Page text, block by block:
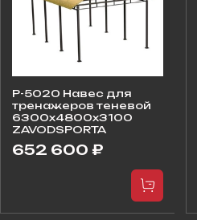
P-5020 Навес для
тренажеров теневой
6300х4800х3100
ZAVODSPORTA
652 600 ₽